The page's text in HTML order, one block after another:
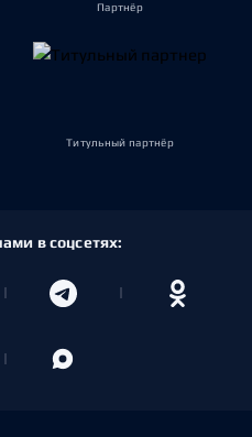
Партнёр
Титульный партнёр
в соцсетях: